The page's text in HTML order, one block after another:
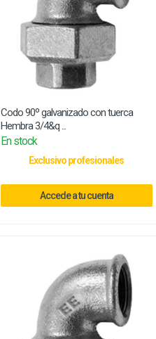
Codo 90º galvanizado con tuerca
Hembra 3/4&q ...
En stock
Exclusivo profesionales
Accede a tu cuenta